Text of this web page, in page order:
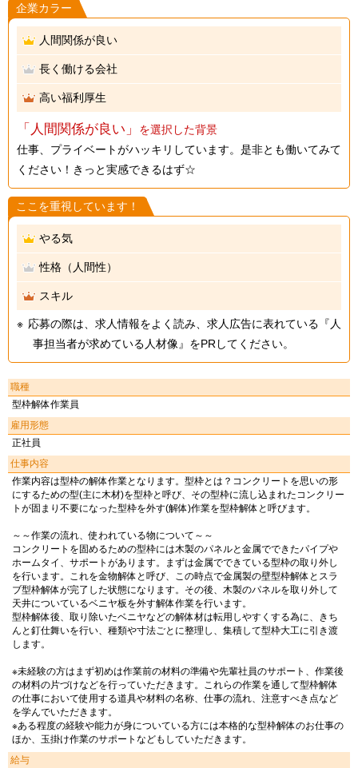
企業カラー
人間関係が良い
長く働ける会社
高い福利厚生
「人間関係が良い」
を選択した背景
仕事、プライベートがハッキリしています。是非とも働いてみて
ください！きっと実感できるはず☆
ここを重視しています！
やる気
性格（人間性）
スキル
応募の際は、求人情報をよく読み、求人広告に表れている『人
事担当者が求めている人材像』をPRしてください。
職種
型枠解体作業員
雇用形態
正社員
仕事内容
作業内容は型枠の解体作業となります。型枠とは？コンクリートを思いの形
にするための型(主に木材)を型枠と呼び、その型枠に流し込まれたコンクリー
トが固まり不要になった型枠を外す(解体)作業を型枠解体と呼びます。
～～作業の流れ、使われている物について～～
コンクリートを固めるための型枠には木製のパネルと金属でできたパイプや
ホームタイ、サポートがあります。まずは金属でできている型枠の取り外し
を行います。これを金物解体と呼び、この時点で金属製の壁型枠解体とスラ
ブ型枠解体が完了した状態になります。その後、木製のパネルを取り外して
天井についているベニヤ板を外す解体作業を行います。
型枠解体後、取り除いたベニヤなどの解体材は転用しやすくする為に、きち
んと釘仕舞いを行い、種類や寸法ごとに整理し、集積して型枠大工に引き渡
します。
※未経験の方はまず初めは作業前の材料の準備や先輩社員のサポート、作業後
の材料の片づけなどを行っていただきます。これらの作業を通して型枠解体
の仕事において使用する道具や材料の名称、仕事の流れ、注意すべき点など
を学んでいただきます。
※ある程度の経験や能力が身についている方には本格的な型枠解体のお仕事の
ほか、玉掛け作業のサポートなどもしていただきます。
給与